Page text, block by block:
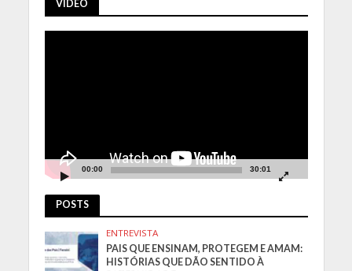
VÍDEO
00:00 30:01
POSTS
ENTREVISTA
PAIS QUE ENSINAM, PROTEGEM E AMAM:
HISTÓRIAS QUE DÃO SENTIDO À